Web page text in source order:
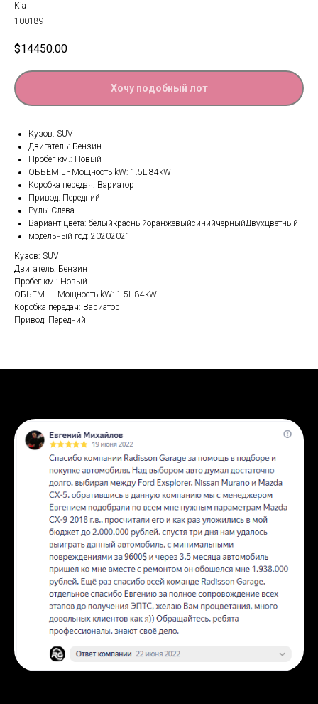
Kia
100189
$14450.00
Хочу подобный лот
Кузов: SUV
Двигатель: Бензин
Пробег км.: Новый
ОБЬЕМ L - Мощность kW: 1.5L 84kW
Коробка передач: Вариатор
Привод: Передний
Руль: Слева
Вариант цвета: белыйкрасныйоранжевыйсинийчерныйДвухцветный
модельный год: 20202021
Кузов: SUV
Двигатель: Бензин
Пробег км.: Новый
ОБЬЕМ L - Мощность kW: 1.5L 84kW
Коробка передач: Вариатор
Привод: Передний